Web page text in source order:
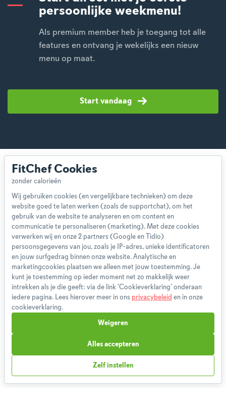
persoonlijke weekmenu!
Als premium member heb je toegang tot alle
features en ontvang je wekelijks een nieuw
menu op maat.
Start vandaag
Over ons
Team
App
Blog
Disclaimer
Gebruikersvoorwaarden
Methodologie
Privacybeleid
Cookieverklaring
Betaalmethoden
Klachtenprocedure
Partnerprogramma
FitChef Cookies
Wij gebruiken cookies (en vergelijkbare technieken) om deze
website goed te laten werken (zoals de supportchat), om het
gebruik van de website te analyseren en om content en
communicatie te personaliseren (marketing). Met deze cookies
verwerken wij en onze 2 partners (Google en Tidio)
persoonsgegevens van jou, zoals je IP-adres, unieke identificatoren
en jouw surfgedrag binnen onze website. Analytische en
marketingcookies plaatsen we alleen met jouw toestemming. Je
kunt je toestemming op ieder moment net zo makkelijk weer
intrekken als je die geeft: via de link ‘Cookieverklaring’ onderaan
iedere pagina. Lees hierover meer in ons privacybeleid en in onze
cookieverklaring.
Zelf instellen
Weigeren
Alles accepteren